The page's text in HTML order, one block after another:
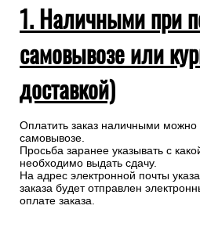
1. Наличными при
самовывозе или
доставкой)
Оплатить заказ наличными можно
самовывозе.
Просьба заранее указывать с
необходимо выдать сдачу.
На адрес электронной почты
заказа будет отправлен
оплате заказа.